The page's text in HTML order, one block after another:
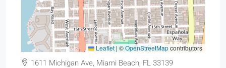
Leaflet | ©OpenStreetMapcontributors
1611 Michigan Ave, Miami Beach, FL 33139